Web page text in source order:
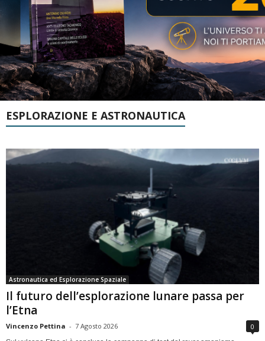
ESPLORAZIONE E ASTRONAUTICA
Astronautica ed Esplorazione Spaziale
Il futuro dell’esplorazione lunare passa per
l’Etna
Vincenzo Pettina - 7 Agosto 2026 0